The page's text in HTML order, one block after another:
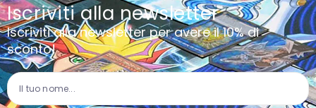
Iscriviti alla newsletter
Iscriviti alla newsletter per avere il 10% di
sconto!